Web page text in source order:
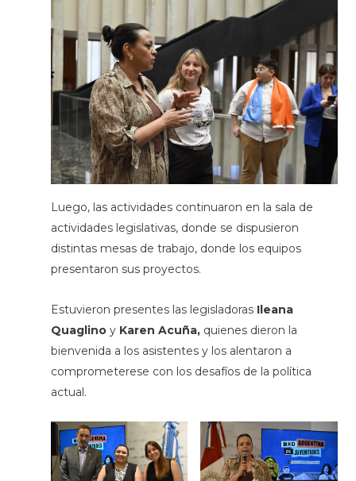
Luego, las actividades continuaron en la sala de
actividades legislativas, donde se dispusieron
distintas mesas de trabajo, donde los equipos
presentaron sus proyectos.
Estuvieron presentes las legisladoras Ileana
Quaglino yKaren Acuña,quienes dieron la
bienvenida a los asistentes y los alentaron a
comprometerese con los desafíos de la política
actual.